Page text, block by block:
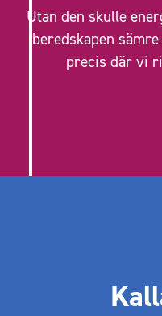
Utan den skulle
beredskapen
precis där vi